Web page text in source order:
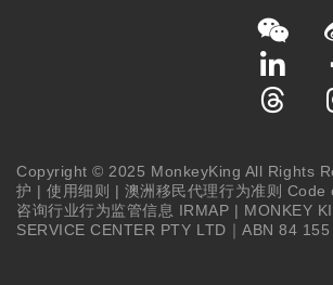
Copyright © 2025 MonkeyKing All Rights
护 |使用细则 | 澳洲移民代理行为准则
咨询行业行为监管信息 IRMAP | MONKEY
SERVICE CENTER PTY LTD｜ABN 84